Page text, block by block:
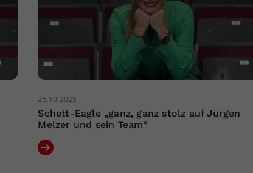
25.10.2025
Schett-Eagle „ganz, ganz stolz auf Jürgen
Melzer und sein Team“